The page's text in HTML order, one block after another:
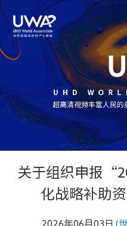
关于组织申报
化战略补助
2026年06月03日 (